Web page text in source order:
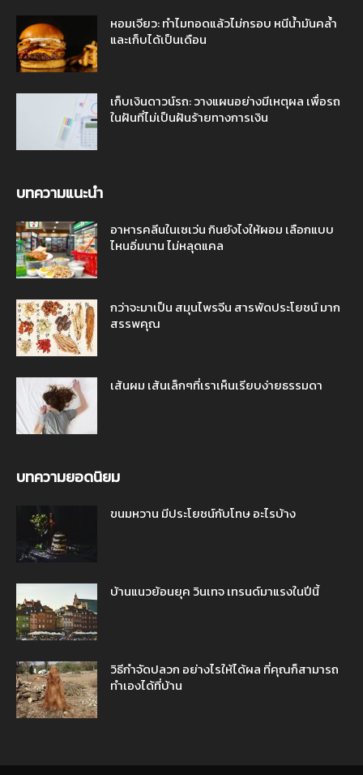
หอมเจียว: ทำไมทอดแล้วไม่กรอบ หนีน้ำมันคล้ำ
และเก็บได้เป็นเดือน
เก็บเงินดาวน์รถ: วางแผนอย่างมีเหตุผล เพื่อรถ
ในฝันที่ไม่เป็นฝันร้ายทางการเงิน
บทความแนะนำ
อาหารคลีนในเซเว่น กินยังไงให้ผอม เลือกแบบ
ไหนอิ่มนาน ไม่หลุดแคล
กว่าจะมาเป็น สมุนไพรจีน สารพัดประโยชน์ มาก
สรรพคุณ
เส้นผม เส้นเล็กๆที่เราเห็นเรียบง่ายธรรมดา
บทความยอดนิยม
ขนมหวาน มีประโยชน์กับโทษ อะไรบ้าง
บ้านแนวย้อนยุค วินเทจ เทรนด์มาแรงในปีนี้
วิธีกำจัดปลวก อย่างไรให้ได้ผล ที่คุณก็สามารถ
ทำเองได้ที่บ้าน